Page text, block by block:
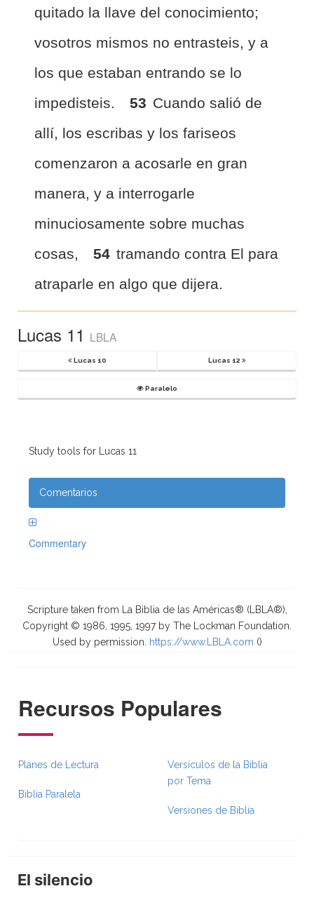
quitado la llave del conocimiento;
vosotros mismos no entrasteis, y a
los que estaban entrando se lo
impedisteis.
53 Cuando salió de
allí, los escribas y los fariseos
comenzaron a acosarle en gran
manera, y a interrogarle
minuciosamente sobre muchas
cosas,
54 tramando contra El para
atraparle en algo que dijera.
Lucas 11 LBLA
Lucas 10 Lucas 12
Paralelo
Study tools for Lucas 11
Comentarios
Commentary
Scripture taken from La Biblia de las Américas® (LBLA®),
Copyright © 1986, 1995, 1997 by The Lockman Foundation.
Used by permission.
https://www.LBLA.com ()
Recursos Populares
Planes de Lectura
Biblia Paralela
Versículos de la Biblia
por Tema
Versiones de Biblia
El silencio